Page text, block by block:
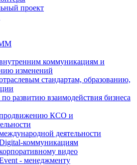
проект
коммуникациям и
изменений
стандартам, образованию,
развитию взаимодействия бизнеса
КСО и
деятельности
коммуникациям
видео
- менеджменту